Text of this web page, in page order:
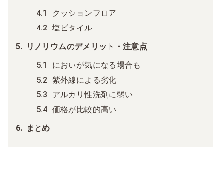
クッションフロア
塩ビタイル
リノリウムのデメリット・注意点
においが気になる場合も
紫外線による劣化
アルカリ性洗剤に弱い
価格が比較的高い
まとめ